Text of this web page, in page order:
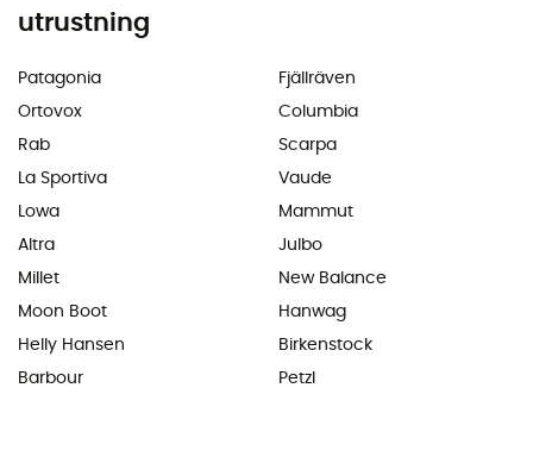
utrustning
Patagonia
Ortovox
Rab
La Sportiva
Lowa
Altra
Millet
Moon Boot
Helly Hansen
Barbour
Fjällräven
Columbia
Scarpa
Vaude
Mammut
Julbo
New Balance
Hanwag
Birkenstock
Petzl